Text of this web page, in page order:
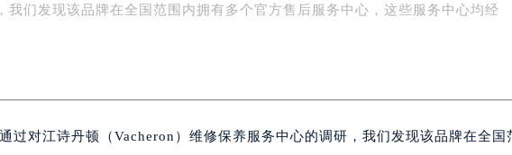
我们发现该品牌在全国范围内拥有多个官方售后服务中心，这些服务中心均经
过对江诗丹顿（Vacheron）维修保养服务中心的调研，我们发现该品牌在全国